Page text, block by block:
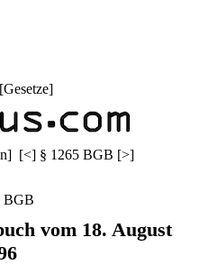
Gesetze]
] [<] § 1265 BGB [>]
BGB
vom 18. August